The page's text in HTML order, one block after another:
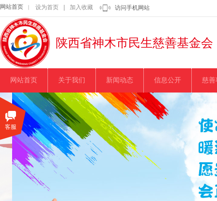
设为首页 加入收藏
网站首页 访问手机网站
陕西省神木市民生慈善基金会
网站首页 关于我们 新闻动态 信息公开 慈善
客服